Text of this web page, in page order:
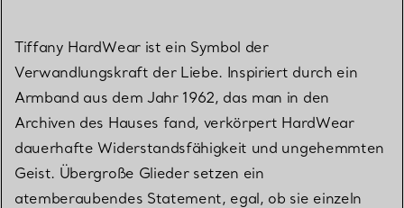
Tiffany HardWear ist ein Symbol der
Verwandlungskraft der Liebe. Inspiriert durch ein
Armband aus dem Jahr 1962, das man in den
Archiven des Hauses fand, verkörpert HardWear
dauerhafte Widerstandsfähigkeit und ungehemmten
Geist. Übergroße Glieder setzen ein
atemberaubendes Statement, egal, ob sie einzeln